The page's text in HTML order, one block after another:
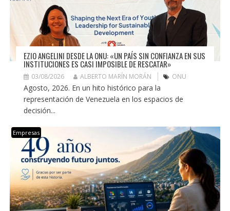
EZIO ANGELINI DESDE LA ONU: «UN PAÍS SIN CONFIANZA EN SUS
INSTITUCIONES ES CASI IMPOSIBLE DE RESCATAR»
03/08/2026 ALBERTO MARÍN MORÁN ONU
Agosto, 2026. En un hito histórico para la
representación de Venezuela en los espacios de
decisión...
Empresas